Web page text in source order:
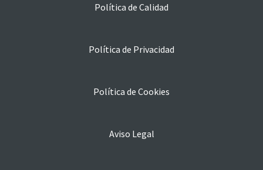
Política de Calidad
Política de Privacidad
Política de Cookies
Aviso Legal